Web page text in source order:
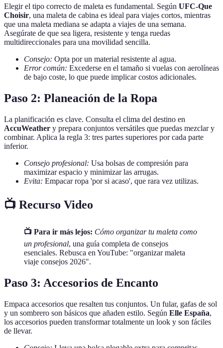
Elegir el tipo correcto de maleta es fundamental. Según UFC-Que
Choisir, una maleta de cabina es ideal para viajes cortos, mientras
que una maleta mediana se adapta a viajes de una semana.
Asegúrate de que sea ligera, resistente y tenga ruedas
multidireccionales para una movilidad sencilla.
Consejo: Opta por un material resistente al agua.
Error común: Excederse en el tamaño si vuelas con aerolíneas
de bajo coste, lo que puede implicar costos adicionales.
Paso 2: Planeación de la Ropa
La planificación es clave. Consulta el clima del destino en
AccuWeather y prepara conjuntos versátiles que puedas mezclar y
combinar. Aplica la regla 3: tres partes superiores por cada parte
inferior.
Consejo profesional: Usa bolsas de compresión para
maximizar espacio y minimizar las arrugas.
Evita: Empacar ropa 'por si acaso', que rara vez utilizas.
📺 Recurso Video
📺 Para ir más lejos: Cómo organizar tu maleta como
un profesional, una guía completa de consejos
esenciales. Rebusca en YouTube: "organizar maleta
viaje consejos 2026".
Paso 3: Accesorios de Encanto
Empaca accesorios que resalten tus conjuntos. Un fular, gafas de sol
y un sombrero son básicos que añaden estilo. Según Elle España,
los accesorios pueden transformar totalmente un look y son fáciles
de llevar.